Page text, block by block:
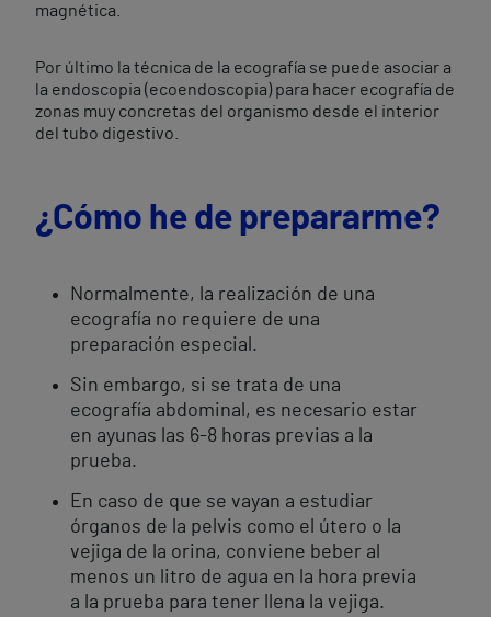
magnética.
Por último la técnica de la ecografía se puede asociar a
la endoscopia (ecoendoscopia) para hacer ecografía de
zonas muy concretas del organismo desde el interior
del tubo digestivo.
¿Cómo he de prepararme?
Normalmente, la realización de una
ecografía no requiere de una
preparación especial.
Sin embargo, si se trata de una
ecografía abdominal, es necesario estar
en ayunas las 6-8 horas previas a la
prueba.
En caso de que se vayan a estudiar
órganos de la pelvis como el útero o la
vejiga de la orina, conviene beber al
menos un litro de agua en la hora previa
a la prueba para tener llena la vejiga.